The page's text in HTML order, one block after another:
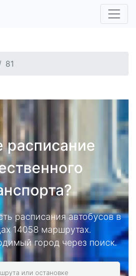
81
расписание
расписания автобусов в
14058 маршрутах.
город через поиск.